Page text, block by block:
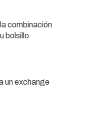
combinación
bolsillo
un exchange